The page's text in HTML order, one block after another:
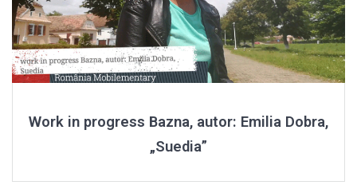
Work in progress Bazna, autor: Emilia Dobra,
„Suedia”